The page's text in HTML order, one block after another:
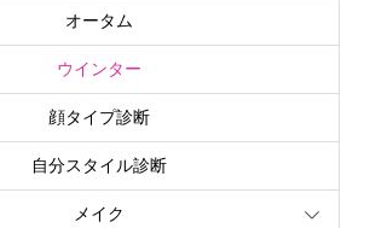
オータム
ウインター
顔タイプ診断
自分スタイル診断
メイク